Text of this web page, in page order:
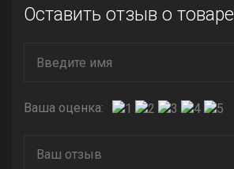
Оставить отзыв о товаре
Ваша оценка: